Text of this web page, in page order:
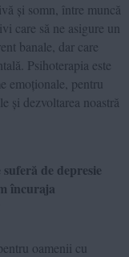
și somn, între muncă
care să ne asigure un
banale, dar care
Psihoterapia este
emoționale, pentru
și dezvoltarea noastră
suferă de depresie
încuraja
oamenii cu